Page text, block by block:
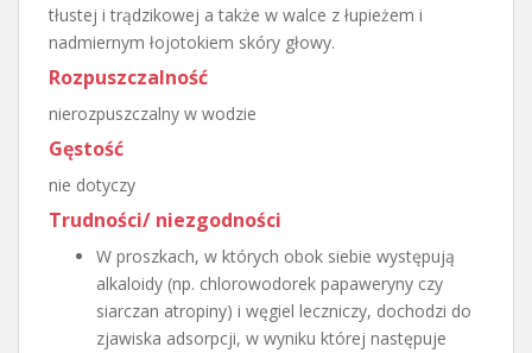
tłustej i trądzikowej a także w walce z łupieżem i
nadmiernym łojotokiem skóry głowy.
Rozpuszczalność
nierozpuszczalny w wodzie
Gęstość
nie dotyczy
Trudności/ niezgodności
W proszkach, w których obok siebie występują
alkaloidy (np. chlorowodorek papaweryny czy
siarczan atropiny) i węgiel leczniczy, dochodzi do
zjawiska adsorpcji, w wyniku której następuje